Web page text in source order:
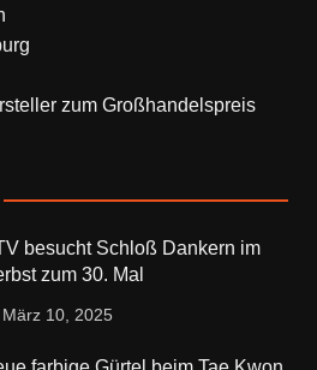
zum Großhandelspreis
besucht Schloß Dankern im
zum 30. Mal
März 10, 2025